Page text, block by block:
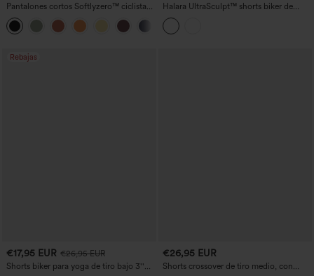
Pantalones cortos Softlyzero™ ciclistas
yoga liso cruzado tiro alto 3'-UPF50+
Halara UltraSculpt™ shorts biker de
yoga 9'' de talle alto con control de
abdomen, encaje a contraste y bolsillo
Rebajas
€17,95 EUR €26,95 EUR
Shorts biker para yoga de tiro bajo 3''
€26,95 EUR
Shorts crossover de tiro medio, con